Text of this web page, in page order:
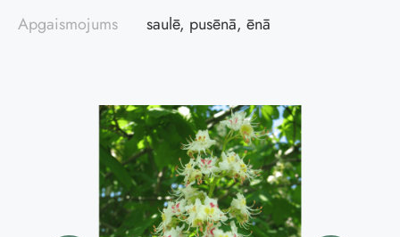
Apgaismojums
saulē, pusēnā, ēnā